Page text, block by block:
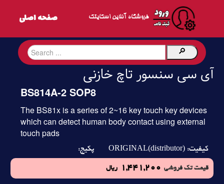
فروشگاه آنلاین اسکایتک
آی سی سنسور تاچ خازنی
BS814A-2 SOP8
The BS81x is a series of 2~16 key touch key devices
which can detect human body contact using external
touch pads
کیفیت: ORIGINAL(distributor) پکیج:
قیمت تک فروشی 1,441,200 ریال